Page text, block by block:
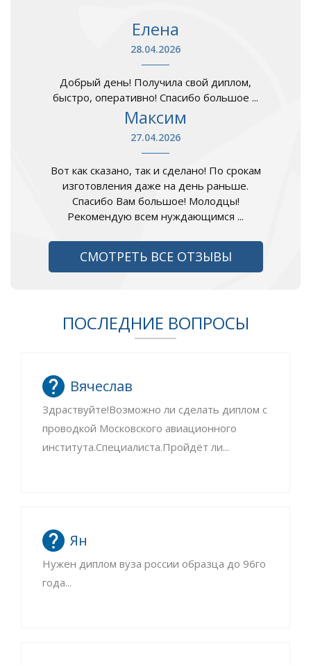
Елена
28.04.2026
Добрый день! Получила свой диплом,
быстро, оперативно! Спасибо большое ...
Максим
27.04.2026
Вот как сказано, так и сделано! По срокам
изготовления даже на день раньше.
Спасибо Вам большое! Молодцы!
Рекомендую всем нуждающимся ...
СМОТРЕТЬ ВСЕ ОТЗЫВЫ
ПОСЛЕДНИЕ ВОПРОСЫ
Вячеслав
Здраствуйте!Возможно ли сделать диплом с
проводкой Московского авиационного
института.Специалиста.Пройдёт ли...
Ян
Нужен диплом вуза россии образца до 96го
года...